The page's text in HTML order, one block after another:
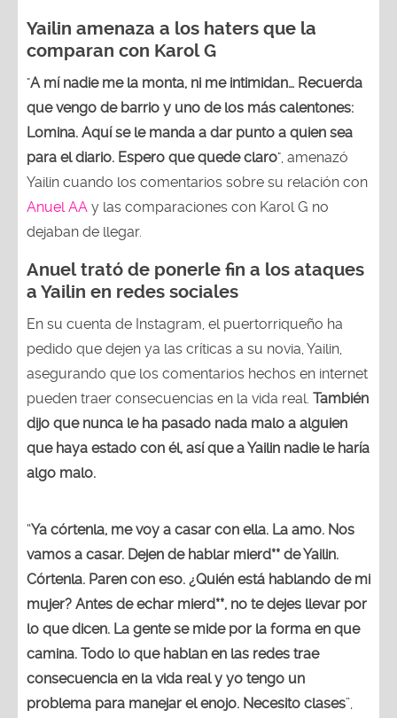
Yailin amenaza a los haters que la
comparan con Karol G
"A mí nadie me la monta, ni me intimidan… Recuerda
que vengo de barrio y uno de los más calentones:
Lomina. Aquí se le manda a dar punto a quien sea
para el diario. Espero que quede claro", amenazó
Yailin cuando los comentarios sobre su relación con
Anuel AA y las comparaciones con Karol G no
dejaban de llegar.
Anuel trató de ponerle fin a los ataques
a Yailin en redes sociales
En su cuenta de Instagram, el puertorriqueño ha
pedido que dejen ya las críticas a su novia, Yailin,
asegurando que los comentarios hechos en internet
pueden traer consecuencias en la vida real. También
dijo que nunca le ha pasado nada malo a alguien
que haya estado con él, así que a Yailin nadie le haría
algo malo.
“Ya córtenla, me voy a casar con ella. La amo. Nos
vamos a casar. Dejen de hablar mierd** de Yailin.
Córtenla. Paren con eso. ¿Quién está hablando de mi
mujer? Antes de echar mierd**, no te dejes llevar por
lo que dicen. La gente se mide por la forma en que
camina. Todo lo que hablan en las redes trae
consecuencia en la vida real y yo tengo un
problema para manejar el enojo. Necesito clases”,